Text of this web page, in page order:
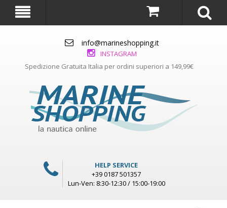
info@marineshopping.it
INSTAGRAM
Spedizione Gratuita Italia per ordini superiori a 149,99€
HELP SERVICE
+39 0187 501357
Lun-Ven: 8:30-12:30 / 15:00-19:00